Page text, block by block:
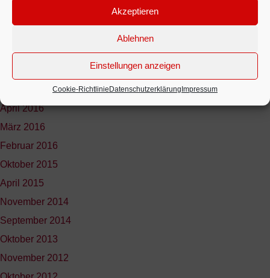
Akzeptieren
Ablehnen
Einstellungen anzeigen
Cookie-RichtlinieDatenschutzerklärungImpressum
August 2016
April 2016
März 2016
Februar 2016
Oktober 2015
April 2015
November 2014
September 2014
Oktober 2013
November 2012